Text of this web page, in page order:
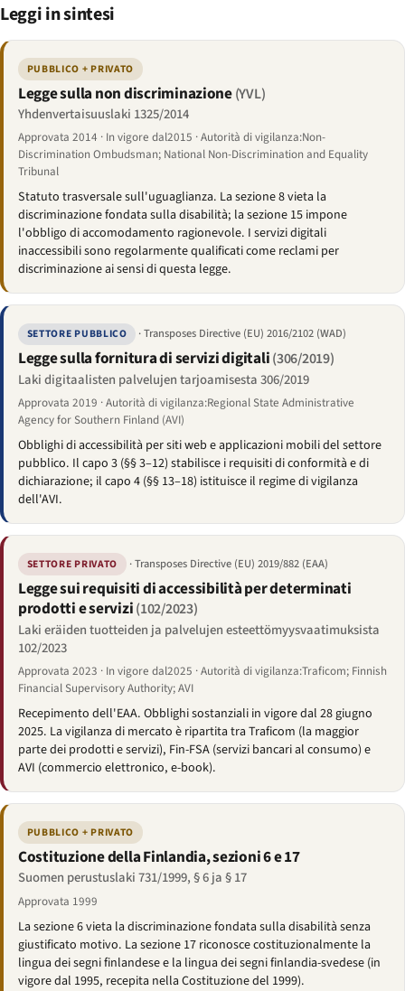
Leggi in sintesi
PUBBLICO + PRIVATO
Legge sulla non discriminazione(YVL)
Yhdenvertaisuuslaki 1325/2014
Approvata 2014 · In vigore dal2015 · Autorità di vigilanza:Non-
Discrimination Ombudsman; National Non-Discrimination and Equality
Tribunal
Statuto trasversale sull'uguaglianza. La sezione 8 vieta la
discriminazione fondata sulla disabilità; la sezione 15 impone
l'obbligo di accomodamento ragionevole. I servizi digitali
inaccessibili sono regolarmente qualificati come reclami per
discriminazione ai sensi di questa legge.
SETTORE PUBBLICO · Transposes Directive (EU) 2016/2102 (WAD)
Legge sulla fornitura di servizi digitali(306/2019)
Laki digitaalisten palvelujen tarjoamisesta 306/2019
Approvata 2019 · Autorità di vigilanza:Regional State Administrative
Agency for Southern Finland (AVI)
Obblighi di accessibilità per siti web e applicazioni mobili del settore
pubblico. Il capo 3 (§§ 3–12) stabilisce i requisiti di conformità e di
dichiarazione; il capo 4 (§§ 13–18) istituisce il regime di vigilanza
dell'AVI.
SETTORE PRIVATO · Transposes Directive (EU) 2019/882 (EAA)
Legge sui requisiti di accessibilità per determinati
prodotti e servizi(102/2023)
Laki eräiden tuotteiden ja palvelujen esteettömyysvaatimuksista
102/2023
Approvata 2023 · In vigore dal2025 · Autorità di vigilanza:Traficom; Finnish
Financial Supervisory Authority; AVI
Recepimento dell'EAA. Obblighi sostanziali in vigore dal 28 giugno
2025. La vigilanza di mercato è ripartita tra Traficom (la maggior
parte dei prodotti e servizi), Fin-FSA (servizi bancari al consumo) e
AVI (commercio elettronico, e-book).
PUBBLICO + PRIVATO
Costituzione della Finlandia, sezioni 6 e 17
Suomen perustuslaki 731/1999, § 6 ja § 17
Approvata 1999
La sezione 6 vieta la discriminazione fondata sulla disabilità senza
giustificato motivo. La sezione 17 riconosce costituzionalmente la
lingua dei segni finlandese e la lingua dei segni finlandia-svedese (in
vigore dal 1995, recepita nella Costituzione del 1999).